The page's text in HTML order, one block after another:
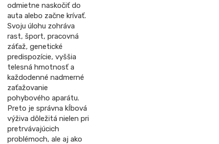
odmietne naskočiť do
auta alebo začne krívať.
Svoju úlohu zohráva
rast, šport, pracovná
záťaž, genetické
predispozície, vyššia
telesná hmotnosť a
každodenné nadmerné
zaťažovanie
pohybového aparátu.
Preto je správna kĺbová
výživa dôležitá nielen pri
pretrvávajúcich
problémoch, ale aj ako